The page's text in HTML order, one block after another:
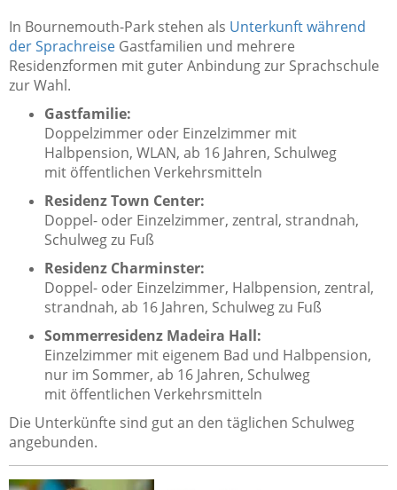
In Bournemouth-Park stehen als Unterkunft während
der Sprachreise Gastfamilien und mehrere
Residenzformen mit guter Anbindung zur Sprachschule
zur Wahl.
Gastfamilie:
Doppelzimmer oder Einzelzimmer mit
Halbpension, WLAN, ab 16 Jahren, Schulweg
mit öffentlichen Verkehrsmitteln
Residenz Town Center:
Doppel- oder Einzelzimmer, zentral, strandnah,
Schulweg zu Fuß
Residenz Charminster:
Doppel- oder Einzelzimmer, Halbpension, zentral,
strandnah, ab 16 Jahren, Schulweg zu Fuß
Sommerresidenz Madeira Hall:
Einzelzimmer mit eigenem Bad und Halbpension,
nur im Sommer, ab 16 Jahren, Schulweg
mit öffentlichen Verkehrsmitteln
Die Unterkünfte sind gut an den täglichen Schulweg
angebunden.